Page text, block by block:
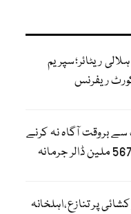
ریٹائر؛سپریم
ریفرنس
بروقت آگاہ نہ کرنے
پر تنازع،اہلخانہ